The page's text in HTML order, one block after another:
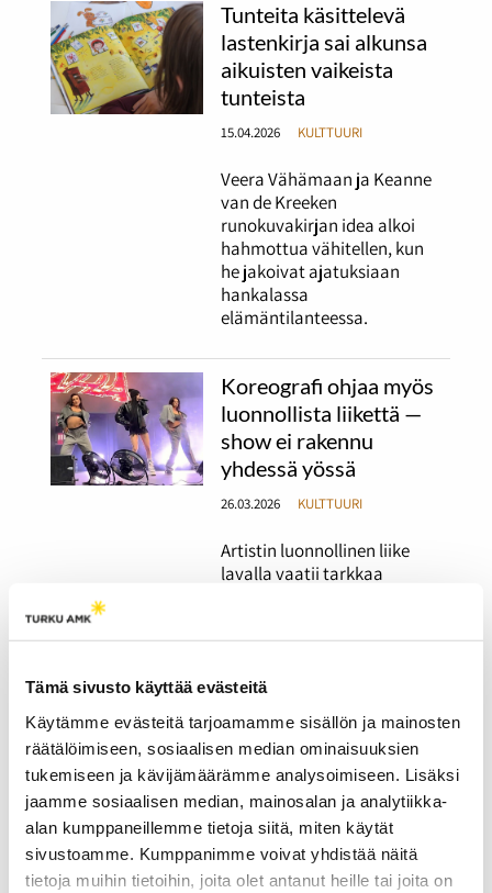
Tämä sivusto käyttää evästeitä
Käytämme evästeitä tarjoamamme sisällön ja mainosten
räätälöimiseen, sosiaalisen median ominaisuuksien
tukemiseen ja kävijämäärämme analysoimiseen. Lisäksi
jaamme sosiaalisen median, mainosalan ja analytiikka-
alan kumppaneillemme tietoja siitä, miten käytät
sivustoamme. Kumppanimme voivat yhdistää näitä
tietoja muihin tietoihin, joita olet antanut heille tai joita on
Tunteita käsittelevä
lastenkirja sai alkunsa
aikuisten vaikeista
tunteista
15.04.2026 KULTTUURI
Veera Vähämaan ja Keanne
van de Kreeken
runokuvakirjan idea alkoi
hahmottua vähitellen, kun
he jakoivat ajatuksiaan
hankalassa
elämäntilanteessa.
Koreografi ohjaa myös
luonnollista liikettä —
show ei rakennu
yhdessä yössä
26.03.2026 KULTTUURI
Artistin luonnollinen liike
lavalla vaatii tarkkaa
Ammattikoreografit ja -
Ellinoora Lehti kertovat
työstään Suomessa ja
ulkomailla.
Kenelle tekoälyn avulla
tehty kappale kuuluu?
26.03.2026 KULTTUURI